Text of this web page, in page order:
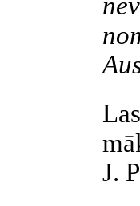
J.